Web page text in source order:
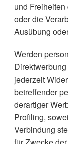
und
oder die
Ausübung
Werden
jederzeit
betreffender
derartiger
Profiling,
Verbindung